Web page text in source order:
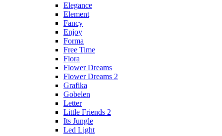
Elegance
Element
Fancy
Enjoy
Forma
Free Time
Flora
Flower Dreams
Flower Dreams 2
Grafika
Gobelen
Letter
Little Friends 2
Its Jungle
Led Light